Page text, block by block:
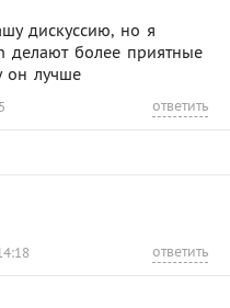
дискуссию, но я
делают более приятные
он лучше
ответить
ответить